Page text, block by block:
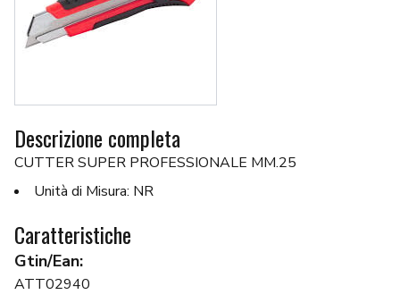
Descrizione completa
CUTTER SUPER PROFESSIONALE MM.25
Unità di Misura: NR
Caratteristiche
Gtin/Ean:
ATT02940